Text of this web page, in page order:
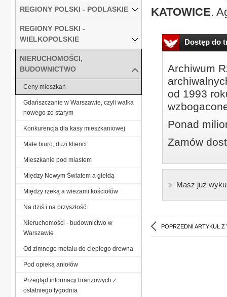
KATOWICE.
Dostęp do
Archiwum
od 1993
Ponad
Zamów
Masz już
POPRZEDNI ARTYKUŁ Z
REGIONY POLSKI - PODLASKIE
REGIONY POLSKI -
WIELKOPOLSKIE
NIERUCHOMOŚCI,
BUDOWNICTWO
Ceny mieszkań
Gdańszczanie w Warszawie, czyli walka
nowego ze starym
Konkurencja dla kasy mieszkaniowej
Małe biuro, duzi klienci
Mieszkanie pod miastem
Między Nowym Światem a giełdą
Między rzeką a wieżami kościołów
Na dziś i na przyszłość
Nieruchomości - budownictwo w
Warszawie
Od zimnego metalu do ciepłego drewna
Pod opieką aniołów
Przegląd informacji branżowych z
ostatniego tygodnia